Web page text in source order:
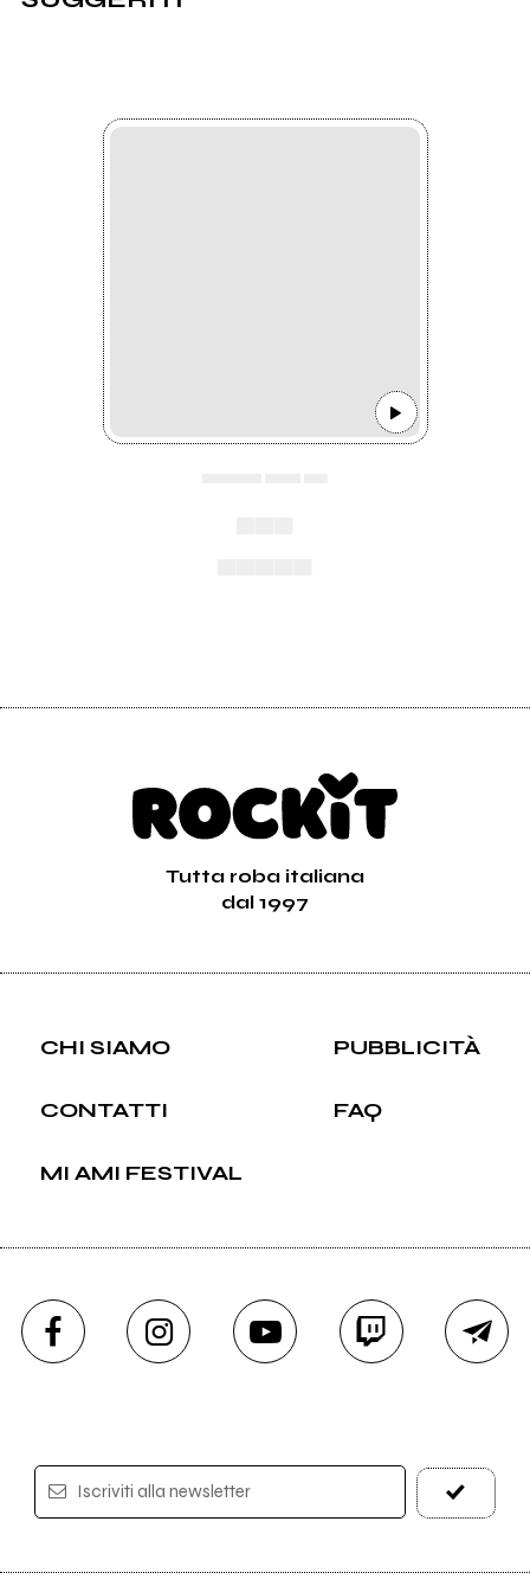
Tutta roba italiana
dal 1997
CHI SIAMO PUBBLICITÀ
CONTATTI FAQ
MI AMI FESTIVAL
Iscriviti alla newsletter